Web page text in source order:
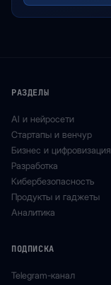
РАЗДЕЛЫ
AI и нейросети
Стартапы и венчур
Бизнес и цифровизация
Разработка
Кибербезопасность
Продукты и гаджеты
Аналитика
ПОДПИСКА
Telegram-канал